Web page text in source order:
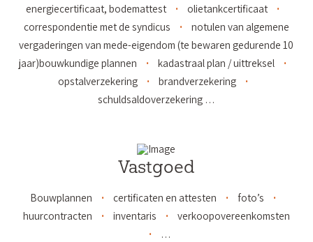
energiecertificaat, bodemattest
olietankcertificaat
correspondentie met de syndicus
notulen van algemene
vergaderingen van mede-eigendom (te bewaren gedurende 10
jaar)bouwkundige plannen
kadastraal plan / uittreksel
opstalverzekering
brandverzekering
schuldsaldoverzekering …
Vastgoed
Bouwplannen certificaten en attesten
foto’s
huurcontracten
inventaris
verkoopovereenkomsten
…